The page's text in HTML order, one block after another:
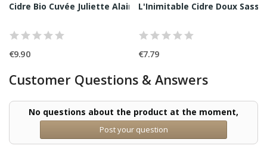
Milliat 33CL
Cidre Bio Cuvée Juliette Alain Milliat 75CL
€9.90
L'Inimitable Cidre Doux Sassy
€7.79
Customer Questions & Answers
No questions about the product at the moment,
Post your question